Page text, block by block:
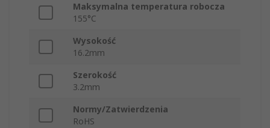
Maksymalna temperatura robocza
155°C
Wysokość
16.2mm
Szerokość
3.2mm
Normy/Zatwierdzenia
RoHS